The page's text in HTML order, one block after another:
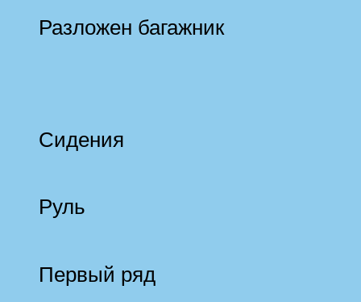
Разложен багажник
Сидения
Руль
Первый ряд